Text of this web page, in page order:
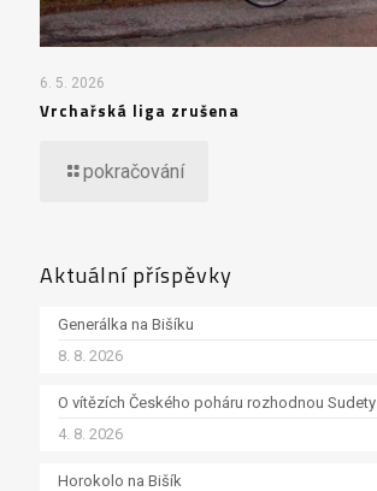
6. 5. 2026
Vrchařská liga zrušena
pokračování
Aktuální příspěvky
Generálka na Bišíku
8. 8. 2026
O vítězích Českého poháru rozhodnou Sudety
4. 8. 2026
Horokolo na Bišík